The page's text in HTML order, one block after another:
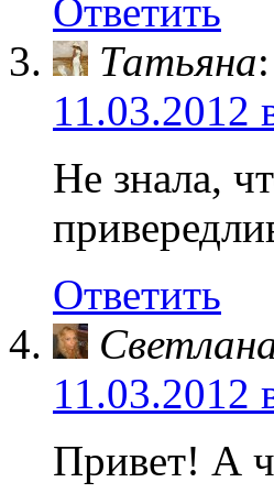
Ответить
Татьяна:
11.03.2012
Не знала,
Ответить
11.03.2012
Привет! А